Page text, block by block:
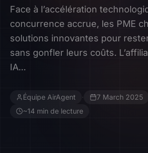
Témoignages
Guide
Face à l’accélération
concurrence accrue, les PME
solutions innovantes pour
sans gonfler leurs coûts.
IA...
Équipe AirAgent · 7 March 2025
~14 min de lecture